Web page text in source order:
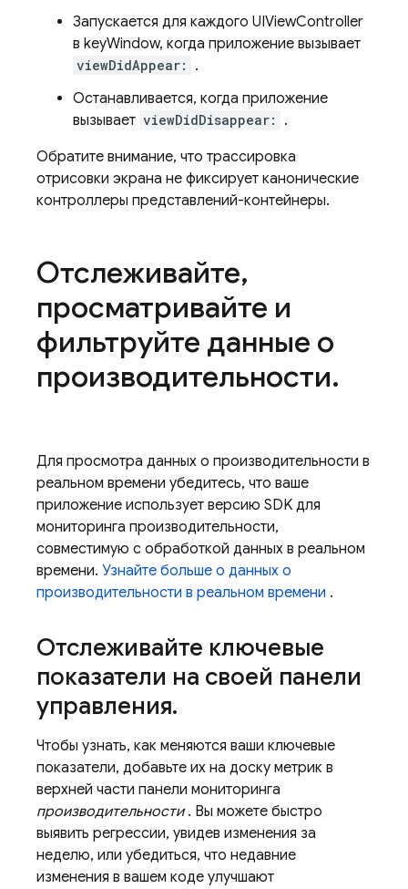
Запускается для каждого UIViewController
в keyWindow, когда приложение вызывает
viewDidAppear:
.
Останавливается, когда приложение
вызывает viewDidDisappear:
.
Обратите внимание, что трассировка
отрисовки экрана не фиксирует канонические
контроллеры представлений-контейнеры.
Отслеживайте,
просматривайте и
фильтруйте данные о
производительности.
Для просмотра данных о производительности в
реальном времени убедитесь, что ваше
приложение использует версию SDK для
мониторинга производительности,
совместимую с обработкой данных в реальном
времени. Узнайте больше о данных о
производительности в реальном времени .
Отслеживайте ключевые
показатели на своей панели
управления.
Чтобы узнать, как меняются ваши ключевые
показатели, добавьте их на доску метрик в
верхней части панели мониторинга
производительности. Вы можете быстро
выявить регрессии, увидев изменения за
неделю, или убедиться, что недавние
изменения в вашем коде улучшают